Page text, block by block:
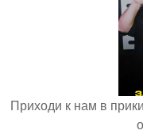
Приходи к нам в